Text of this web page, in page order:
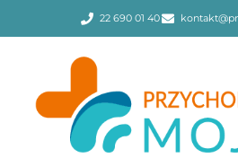
22 690 01 40